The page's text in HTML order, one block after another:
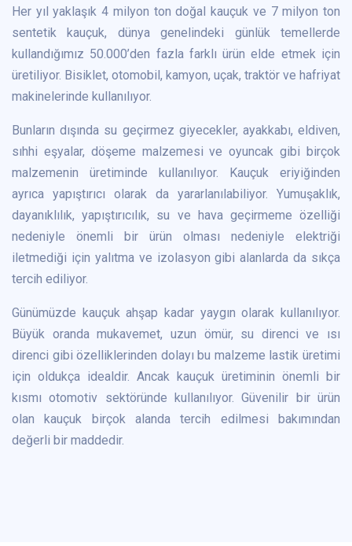
Her yıl yaklaşık 4 milyon ton doğal kauçuk ve 7 milyon ton
sentetik kauçuk, dünya genelindeki günlük temellerde
kullandığımız 50.000’den fazla farklı ürün elde etmek için
üretiliyor. Bisiklet, otomobil, kamyon, uçak, traktör ve hafriyat
makinelerinde kullanılıyor.
Bunların dışında su geçirmez giyecekler, ayakkabı, eldiven,
sıhhi eşyalar, döşeme malzemesi ve oyuncak gibi birçok
malzemenin üretiminde kullanılıyor. Kauçuk eriyiğinden
ayrıca yapıştırıcı olarak da yararlanılabiliyor. Yumuşaklık,
dayanıklılık, yapıştırıcılık, su ve hava geçirmeme özelliği
nedeniyle önemli bir ürün olması nedeniyle elektriği
iletmediği için yalıtma ve izolasyon gibi alanlarda da sıkça
tercih ediliyor.
Günümüzde kauçuk ahşap kadar yaygın olarak kullanılıyor.
Büyük oranda mukavemet, uzun ömür, su direnci ve ısı
direnci gibi özelliklerinden dolayı bu malzeme lastik üretimi
için oldukça idealdir. Ancak kauçuk üretiminin önemli bir
kısmı otomotiv sektöründe kullanılıyor. Güvenilir bir ürün
olan kauçuk birçok alanda tercih edilmesi bakımından
değerli bir maddedir.